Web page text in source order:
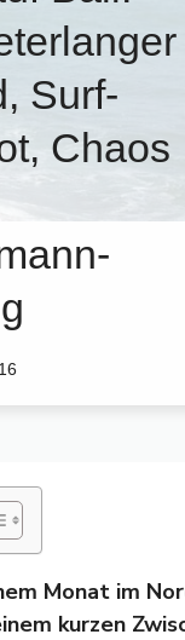
Surf-
Chaos
Monat im
kurzen